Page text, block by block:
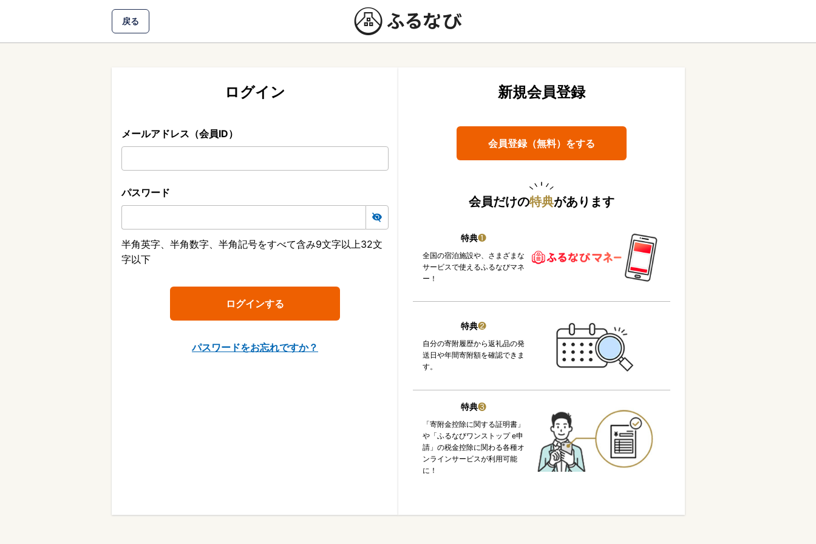
戻る
ログイン
メールアドレス（会員ID）
パスワード
半角英字、半角数字、半角記号をすべて含み9文字以上32文
字以下
パスワードをお忘れですか？
新規会員登録
会員登録（無料）をする
会員だけの特典があります
特典❶
全国の宿泊施設や、さまざまな
サービスで使えるふるなびマネ
ー！
特典❷
自分の寄附履歴から返礼品の発
送日や年間寄附額を確認できま
す。
特典❸
「寄附金控除に関する証明書」
や「ふるなびワンストップ e申
請」の税金控除に関わる各種オ
ンラインサービスが利用可能
に！